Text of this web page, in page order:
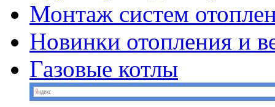
Монтаж систем
Новинки отопления и
Газовые котлы